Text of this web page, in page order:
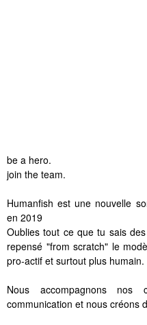
be a hero.
join the team.
Humanfish est une nouvelle
en 2019
Oublies tout ce que tu sais
repensé "from scratch" le
pro-actif et surtout plus humain.
Nous accompagnons
communication et nous créons